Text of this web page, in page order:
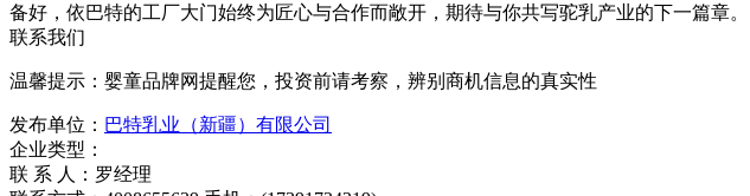
备好，依巴特的工厂大门始终为匠心与合作而敞开，期待与你共写驼乳产业的下一篇章。
联系我们
温馨提示：婴童品牌网提醒您，投资前请考察，辨别商机信息的真实性
发布单位： 巴特乳业（新疆）有限公司
企业类型：
联 系 人：罗经理